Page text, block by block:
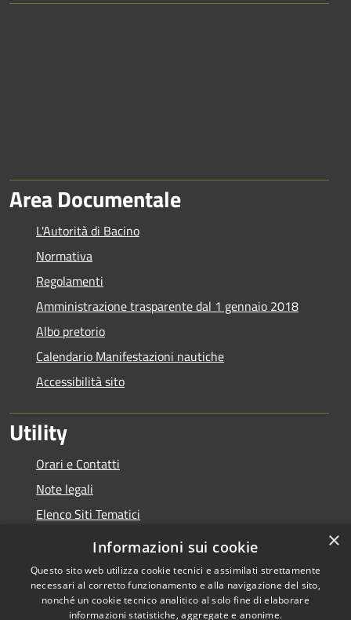
Area Documentale
L'Autorità di Bacino
Normativa
Regolamenti
Amministrazione trasparente dal 1 gennaio 2018
Albo pretorio
Calendario Manifestazioni nautiche
Accessibilità sito
Utility
Orari e Contatti
Note legali
Elenco Siti Tematici
×
Informazioni sui cookie
Questo sito web utilizza cookie tecnici e assimilati strettamente
necessari al corretto funzionamento e alla navigazione del sito,
nonché un cookie tecnico analitico al solo fine di elaborare
informazioni statistiche, aggregate e anonime.